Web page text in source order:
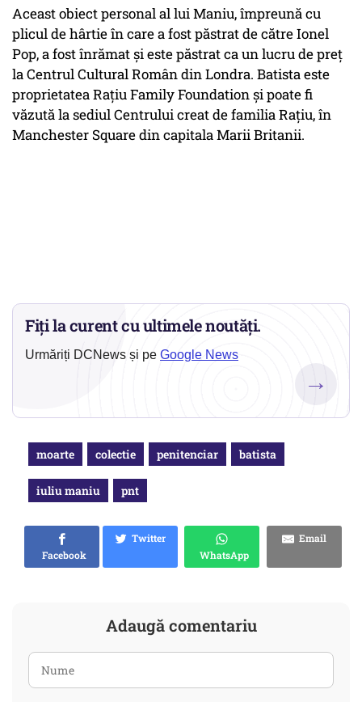
Aceast obiect personal al lui Maniu, împreună cu
plicul de hârtie în care a fost păstrat de către Ionel
Pop, a fost înrămat și este păstrat ca un lucru de preț
la Centrul Cultural Român din Londra. Batista este
proprietatea Rațiu Family Foundation și poate fi
văzută la sediul Centrului creat de familia Rațiu, în
Manchester Square din capitala Marii Britanii.
Fiți la curent cu ultimele noutăți.
Urmăriți DCNews și pe Google News
→
moarte colectie penitenciar batista
iuliu maniu pnt
Facebook
Twitter
WhatsApp
Email
Adaugă comentariu